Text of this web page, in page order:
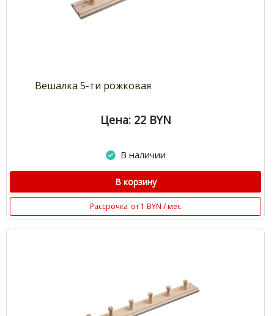
Вешалка 5-ти рожковая
Цена: 22 BYN
В наличии
В корзину
Рассрочка от 1 BYN / мес